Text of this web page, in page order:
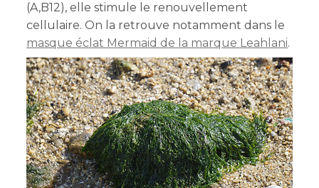
(A,B12), elle stimule le renouvellement
cellulaire. On la retrouve notamment dans le
masque éclat Mermaid de la marque Leahlani.